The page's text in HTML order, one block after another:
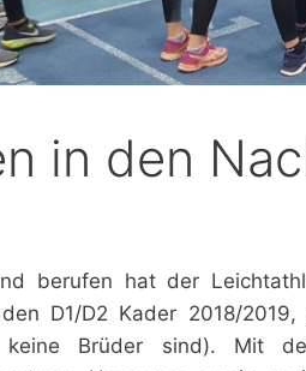
in den
berufen hat der
D1/D2 Kader 2018/
Brüder sind). Mit